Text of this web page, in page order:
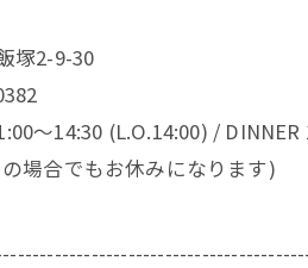
塚2-9-30
～14:30 (L.O.14:00) /
場合でもお休みになります)